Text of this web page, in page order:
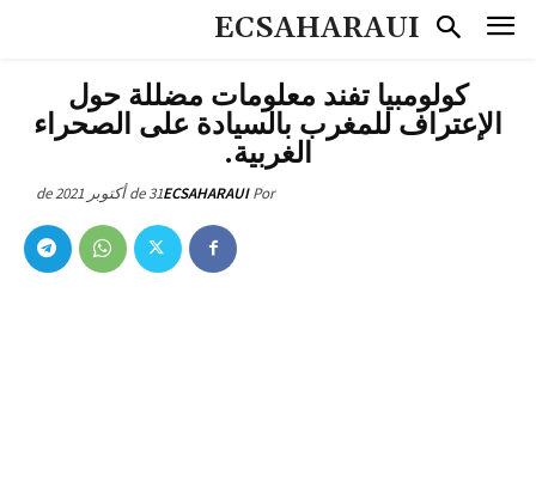
ECSAHARAUI
كولومبيا تفند معلومات مضللة حول
الإعتراف للمغرب بالسيادة على الصحراء
الغربية.
Por
ECSAHARAUI31 de أكتوبر de 2021